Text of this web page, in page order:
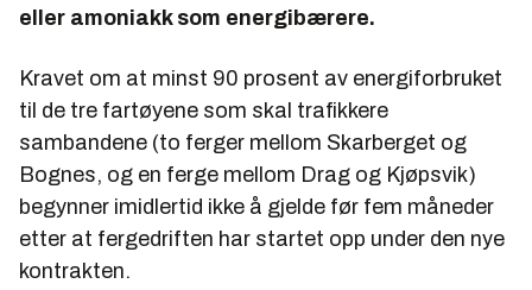
eller amoniakk som energibærere.
Kravet om at minst 90 prosent av energiforbruket
til de tre fartøyene som skal trafikkere
sambandene (to ferger mellom Skarberget og
Bognes, og en ferge mellom Drag og Kjøpsvik)
begynner imidlertid ikke å gjelde før fem måneder
etter at fergedriften har startet opp under den nye
kontrakten.